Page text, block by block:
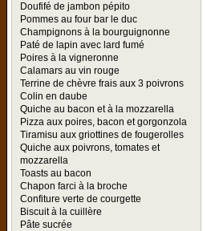
Doufifé de jambon pépito
Pommes au four bar le duc
Champignons à la bourguignonne
Paté de lapin avec lard fumé
Poires à la vigneronne
Calamars au vin rouge
Terrine de chèvre frais aux 3 poivrons
Colin en daube
Quiche au bacon et à la mozzarella
Pizza aux poires, bacon et gorgonzola
Tiramisu aux griottines de fougerolles
Quiche aux poivrons, tomates et
mozzarella
Toasts au bacon
Chapon farci à la broche
Confiture verte de courgette
Biscuit à la cuillère
Pâte sucrée